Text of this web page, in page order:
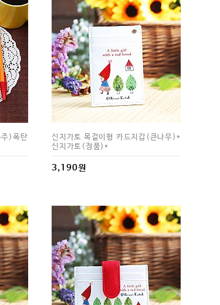
)폭탄
신지가토 목걸이형 카드지갑(큰나무)*
신지가토(정품)*
3,190원